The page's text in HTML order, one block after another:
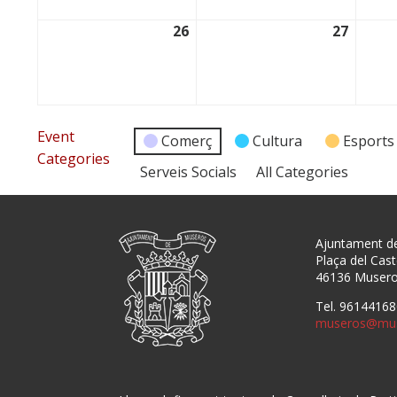
26 27
Event
Categories
Comerç Cultura
Esports
Serveis Socials
All Categories
Ajuntament
Plaça del
46136
Tel.